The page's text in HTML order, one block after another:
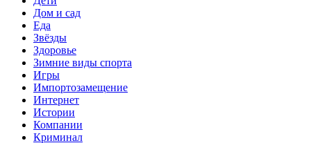
Дом и сад
Еда
Звёзды
Здоровье
Зимние виды спорта
Игры
Импортозамещение
Интернет
Истории
Компании
Криминал